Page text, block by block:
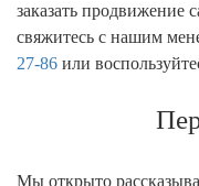
заказать продвижение
свяжитесь с нашим
27-86 или
Мы открыто